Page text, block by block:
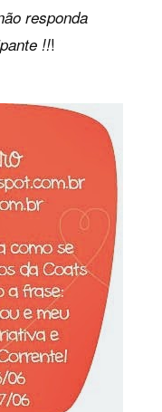
responda
!!!